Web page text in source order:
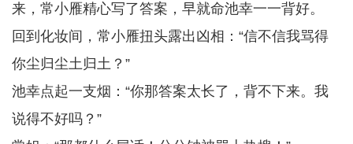
来，常小雁精心写了答案，早就命池幸一一背好。
回到化妆间，常小雁扭头露出凶相：“信不信我骂得
你尘归尘土归土？”
池幸点起一支烟：“你那答案太长了，背不下来。我
说得不好吗？”